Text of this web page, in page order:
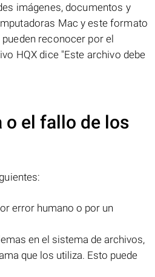
imágenes, documentos y
Mac y este formato
reconocer por el
HQX dice "Este archivo debe
o el fallo de los
error humano o por un
en el sistema de archivos,
que los utiliza. Esto puede